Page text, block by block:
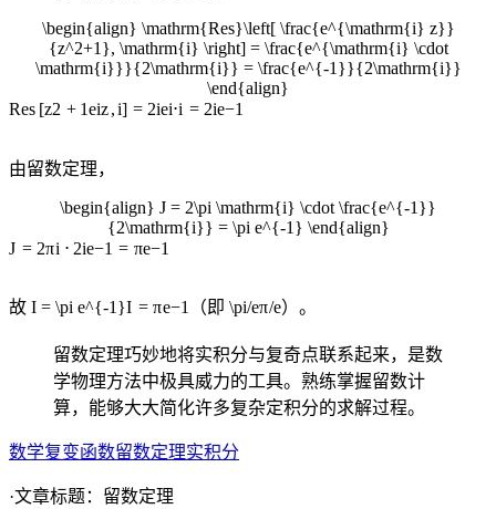
\begin{align} \mathrm{Res}\left[ \frac{e^{\mathrm{i} z}}
{z^2+1}, \mathrm{i} \right] = \frac{e^{\mathrm{i} \cdot
\mathrm{i}}}{2\mathrm{i}} = \frac{e^{-1}}{2\mathrm{i}}
\end{align}
Res [z2 + 1eiz, i] = 2iei⋅i = 2ie−1
由留数定理，
\begin{align} J = 2\pi \mathrm{i} \cdot \frac{e^{-1}}
{2\mathrm{i}} = \pi e^{-1} \end{align}
J = 2πi ⋅ 2ie−1 = πe−1
故 I = \pi e^{-1}I = πe−1 （即\pi/eπ/e）。
留数定理巧妙地将实积分与复奇点联系起来，是数
学物理方法中极具威力的工具。熟练掌握留数计
算，能够大大简化许多复杂定积分的求解过程。
数学复变函数留数定理实积分
·文章标题： 留数定理